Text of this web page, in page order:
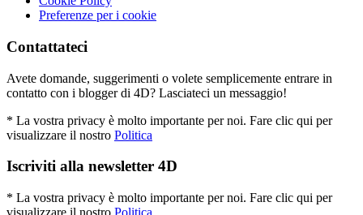
Preferenze per i cookie
Contattateci
Avete domande, suggerimenti o volete semplicemente entrare in
contatto con i blogger di 4D? Lasciateci un messaggio!
* La vostra privacy è molto importante per noi. Fare clic qui per
visualizzare il nostro Politica
Iscriviti alla newsletter 4D
* La vostra privacy è molto importante per noi. Fare clic qui per
visualizzare il nostro Politica